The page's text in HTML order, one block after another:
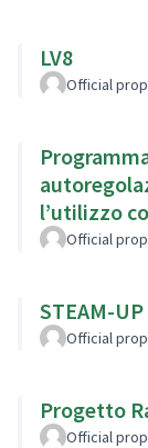
LV8
Official
l’utilizzo
Official
STEAM-
Official
Progetto
Official